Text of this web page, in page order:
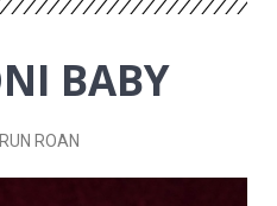
BABY
ROAN